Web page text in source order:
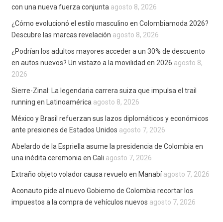
con una nueva fuerza conjunta agosto 8, 2026
¿Cómo evolucionó el estilo masculino en Colombiamoda 2026?
Descubre las marcas revelación agosto 8, 2026
¿Podrían los adultos mayores acceder a un 30% de descuento
en autos nuevos? Un vistazo a la movilidad en 2026 agosto 8,
2026
Sierre-Zinal: La legendaria carrera suiza que impulsa el trail
running en Latinoamérica agosto 8, 2026
México y Brasil refuerzan sus lazos diplomáticos y económicos
ante presiones de Estados Unidos agosto 7, 2026
Abelardo de la Espriella asume la presidencia de Colombia en
una inédita ceremonia en Cali agosto 7, 2026
Extraño objeto volador causa revuelo en Manabí agosto 7, 2026
Aconauto pide al nuevo Gobierno de Colombia recortar los
impuestos a la compra de vehículos nuevos agosto 7, 2026